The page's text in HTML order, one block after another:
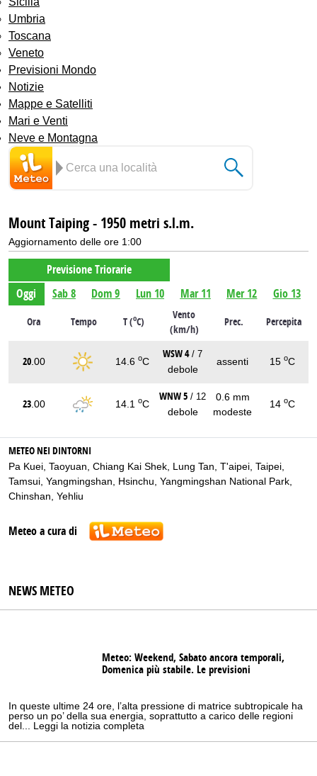
Umbria
Toscana
Veneto
Previsioni Mondo
Notizie
Mappe e Satelliti
Mari e Venti
Neve e Montagna
Mount Taiping - 1950 metri s.l.m.
Aggiornamento delle ore 1:00
Previsione Triorarie
Oggi
Sab 8 Dom 9 Lun 10 Mar 11 Mer 12 Gio 13
Ora Tempo T (oC)
Vento
(km/h)
Prec. Percepita
20 .00 14.6 oC
WSW 4 / 7
debole
assenti 15 oC
23 .00 14.1 oC
WNW 5 / 12
debole
0.6 mm
modeste
14 oC
METEO NEI DINTORNI
Pa Kuei Taoyuan Chiang Kai Shek Lung Tan T'aipei Taipei
Tamsui Yangmingshan Hsinchu Yangmingshan National Park
Chinshan Yehliu
Meteo a cura di
NEWS METEO
Meteo: Weekend, Sabato ancora temporali,
Domenica più stabile. Le previsioni
In queste ultime 24 ore, l’alta pressione di matrice subtropicale ha
perso un po’ della sua energia, soprattutto a carico delle regioni
del... Leggi la notizia completa